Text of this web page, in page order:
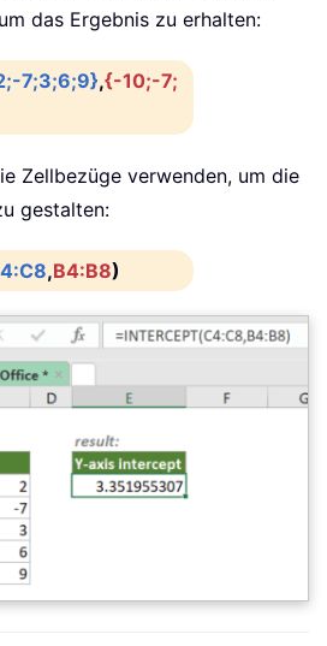
das Ergebnis zu erhalten:
7;3;6;9},{-10;-7;
Zellbezüge verwenden, um die
gestalten:
,B4:B8)